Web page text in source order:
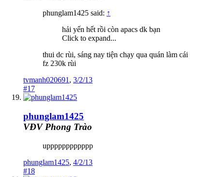
phunglam1425 said: ↑
hải yến hết rồi còn apacs dk bạn
Click to expand...
thui dc rùi, sáng nay tiện chạy qua quán làm cái
fz 230k rùi
tvmanh020691 , 3/2/13
#17
phunglam1425
VĐV Phong Trào
upppppppppppp
phunglam1425, 4/2/13
#18